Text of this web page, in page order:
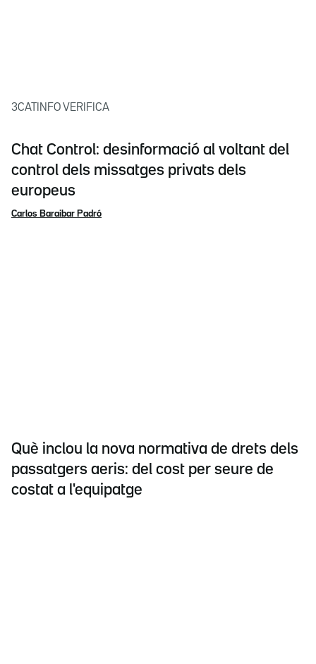
3CATINFO VERIFICA
Chat Control: desinformació al voltant del
control dels missatges privats dels
europeus
Carlos Baraibar Padró
Què inclou la nova normativa de drets dels
passatgers aeris: del cost per seure de
costat a l'equipatge